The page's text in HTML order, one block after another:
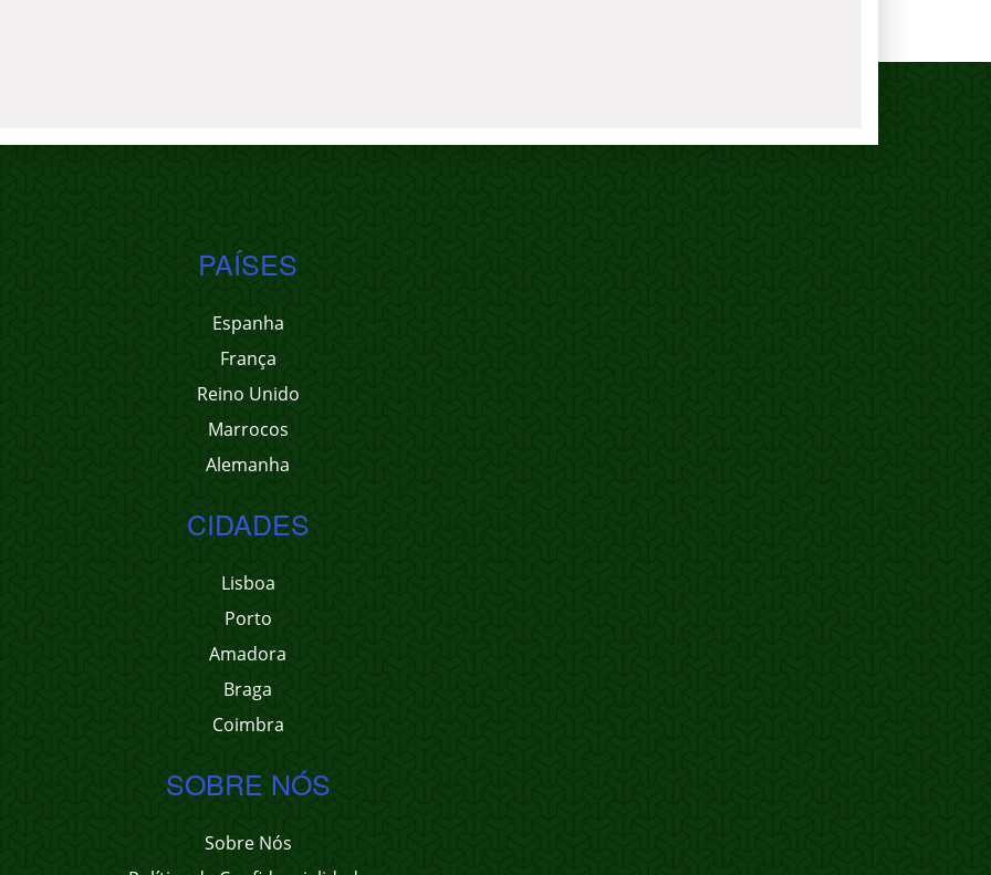
PAÍSES
Espanha
França
Reino Unido
Marrocos
Alemanha
CIDADES
Lisboa
Porto
Amadora
Braga
Coimbra
SOBRE NÓS
Sobre Nós